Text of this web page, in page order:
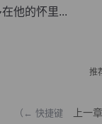
他的怀里...
推
（← 快捷键 上一章